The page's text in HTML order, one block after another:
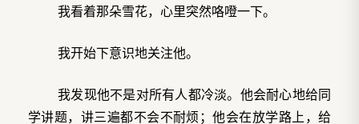
我看着那朵雪花，心里突然咯噔一下。
我开始下意识地关注他。
我发现他不是对所有人都冷淡。他会耐心地给同
学讲题，讲三遍都不会不耐烦；他会在放学路上，给